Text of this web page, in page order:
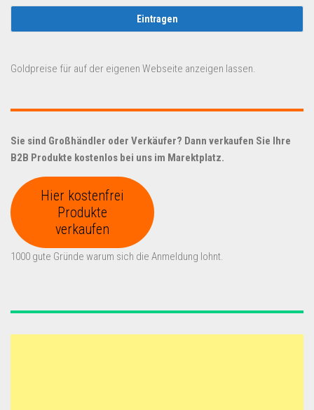
Goldpreise für auf der eigenen Webseite anzeigen lassen.
Sie sind Großhändler oder Verkäufer? Dann verkaufen Sie Ihre
B2B Produkte kostenlos bei uns im Marektplatz.
Hier kostenfrei
Produkte
verkaufen
1000 gute Gründe warum sich die Anmeldung lohnt.